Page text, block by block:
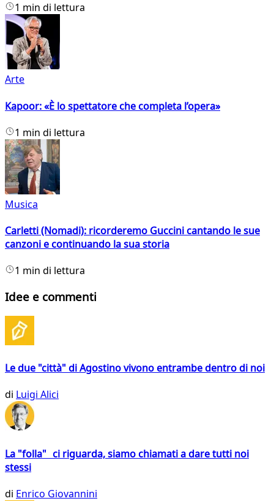
1 min di lettura
Arte
Kapoor: «È lo spettatore che completa l’opera»
1 min di lettura
Musica
Carletti (Nomadi): ricorderemo Guccini cantando le sue
canzoni e continuando la sua storia
1 min di lettura
Idee e commenti
Le due "città" di Agostino vivono entrambe dentro di noi
di Luigi Alici
La "folla" ci riguarda, siamo chiamati a dare tutti noi
stessi
di Enrico Giovannini